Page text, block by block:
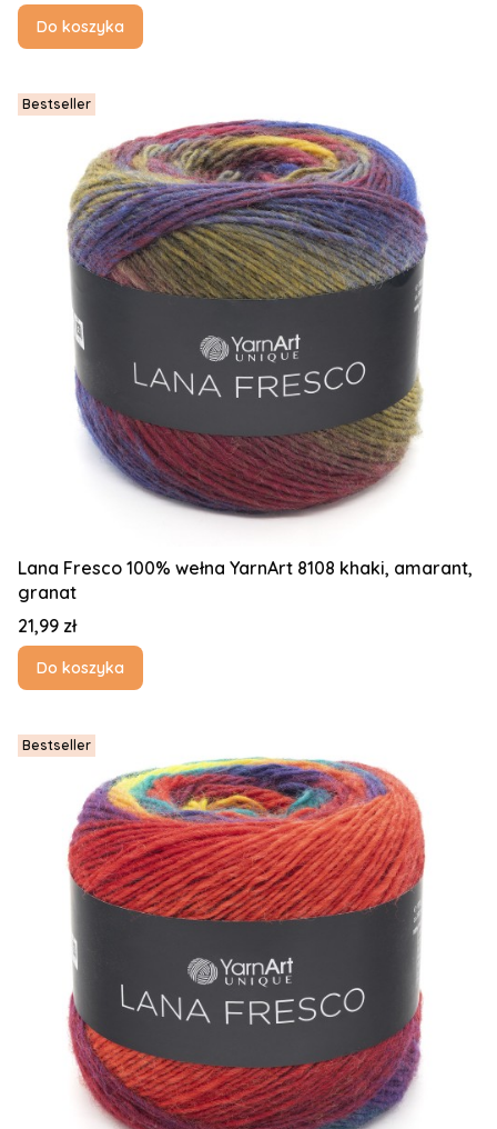
Do koszyka
Bestseller
Lana Fresco 100% wełna YarnArt 8108 khaki, amarant,
granat
Cena
21,99 zł
Do koszyka
Bestseller